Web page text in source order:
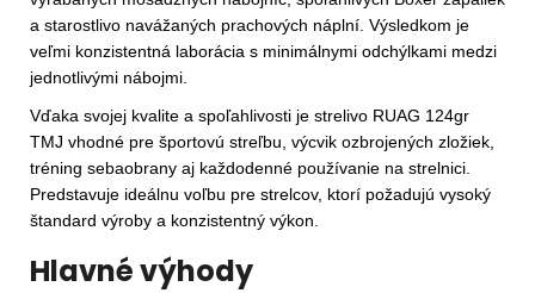
a starostlivo navážaných prachových náplní. Výsledkom je
veľmi konzistentná laborácia s minimálnymi odchýlkami medzi
jednotlivými nábojmi.
Vďaka svojej kvalite a spoľahlivosti je strelivo RUAG 124gr
TMJ vhodné pre športovú streľbu, výcvik ozbrojených zložiek,
tréning sebaobrany aj každodenné používanie na strelnici.
Predstavuje ideálnu voľbu pre strelcov, ktorí požadujú vysoký
štandard výroby a konzistentný výkon.
Hlavné výhody